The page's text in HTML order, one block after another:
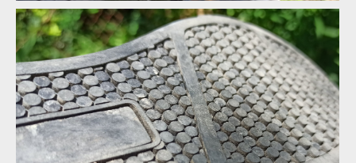
STKgrip podrážka kombinuje kulaté výstupky dvou výšek
STKgrip podrážka kombinuje kulaté výstupky dvou výšek
STKgrip podrážka kombinuje kulaté výstupky dvou výšek